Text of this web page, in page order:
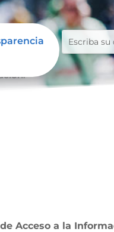
Acceso a la